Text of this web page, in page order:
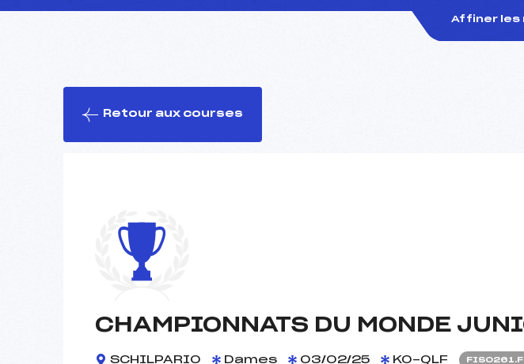
Affiner
Retour aux courses
CHAMPIONNATS DU MONDE
SCHILPARIO Dames 03/02/25 KO-QLF